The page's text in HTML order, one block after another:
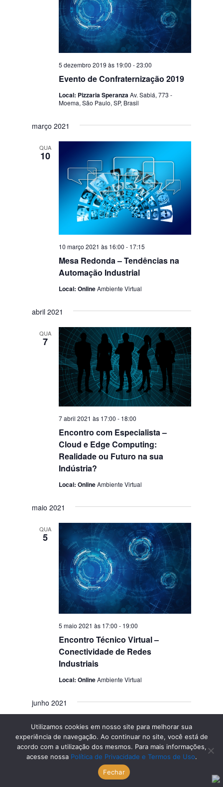
Evento de Confraternização 2019
5 dezembro 2019 às 19:00 -23:00
Local: Pizzaria SperanzaAv. Sabiá, 773 -
Moema, São Paulo, SP, Brasil
março 2021
QUA
10
Mesa Redonda – Tendências na
Automação Industrial
10 março 2021 às 16:00 - 17:15
Local: OnlineAmbiente Virtual
abril 2021
QUA
7
Encontro com Especialista –
Cloud e Edge Computing:
Realidade ou Futuro na sua
Indústria?
7 abril 2021 às 17:00 - 18:00
Local: OnlineAmbiente Virtual
maio 2021
QUA
5
Encontro Técnico Virtual –
Conectividade de Redes
Industriais
5 maio 2021 às 17:00 - 19:00
Local: OnlineAmbiente Virtual
junho 2021
QUA
2
Utilizamos cookies em nosso site para melhorar sua
experiência de navegação. Ao continuar no site, você está de
acordo com a utilização dos mesmos. Para mais informações,
acesse nossa Política de Privacidade e Termos de Uso.
Fechar